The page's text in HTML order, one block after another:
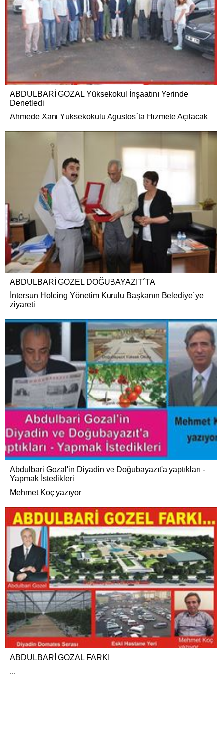
ABDULBARİ GOZAL Yüksekokul İnşaatını Yerinde
Denetledi
Ahmede Xani Yüksekokulu Ağustos´ta Hizmete Açılacak
ABDULBARİ GOZEL DOĞUBAYAZIT´TA
İntersun Holding Yönetim Kurulu Başkanın Belediye´ye
ziyareti
Abdulbari Gozal'in Diyadin ve Doğubayazıt'a yaptıkları -
Yapmak İstedikleri
Mehmet Koç yazıyor
ABDULBARİ GOZAL FARKI
...